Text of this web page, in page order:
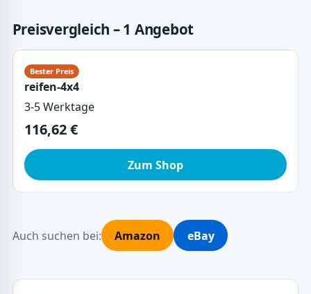
Preisvergleich – 1 Angebot
reifen-4x4
3-5 Werktage
116,62 €
Zum Shop
Auch suchen bei: Amazon eBay